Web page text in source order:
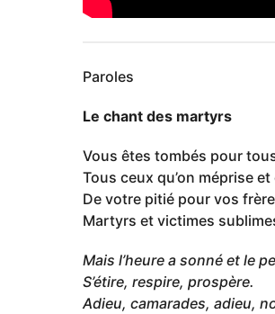
Paroles
Le chant des martyrs
Vous êtes tombés pour
Tous ceux qu’on méprise
De votre pitié pour vos
Martyrs et victimes
Mais l’heure a sonné et le
S’étire, respire, prospère.
Adieu, camarades, adieu,